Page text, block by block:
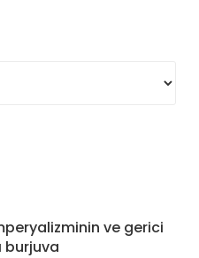
ve gerici
burjuva